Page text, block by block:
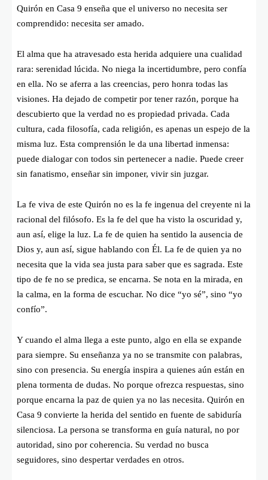
Quirón en Casa 9 enseña que el universo no necesita ser
comprendido: necesita ser amado.
El alma que ha atravesado esta herida adquiere una cualidad
rara: serenidad lúcida. No niega la incertidumbre, pero confía
en ella. No se aferra a las creencias, pero honra todas las
visiones. Ha dejado de competir por tener razón, porque ha
descubierto que la verdad no es propiedad privada. Cada
cultura, cada filosofía, cada religión, es apenas un espejo de la
misma luz. Esta comprensión le da una libertad inmensa:
puede dialogar con todos sin pertenecer a nadie. Puede creer
sin fanatismo, enseñar sin imponer, vivir sin juzgar.
La fe viva de este Quirón no es la fe ingenua del creyente ni la
racional del filósofo. Es la fe del que ha visto la oscuridad y,
aun así, elige la luz. La fe de quien ha sentido la ausencia de
Dios y, aun así, sigue hablando con Él. La fe de quien ya no
necesita que la vida sea justa para saber que es sagrada. Este
tipo de fe no se predica, se encarna. Se nota en la mirada, en
la calma, en la forma de escuchar. No dice “yo sé”, sino “yo
confío”.
Y cuando el alma llega a este punto, algo en ella se expande
para siempre. Su enseñanza ya no se transmite con palabras,
sino con presencia. Su energía inspira a quienes aún están en
plena tormenta de dudas. No porque ofrezca respuestas, sino
porque encarna la paz de quien ya no las necesita. Quirón en
Casa 9 convierte la herida del sentido en fuente de sabiduría
silenciosa. La persona se transforma en guía natural, no por
autoridad, sino por coherencia. Su verdad no busca
seguidores, sino despertar verdades en otros.